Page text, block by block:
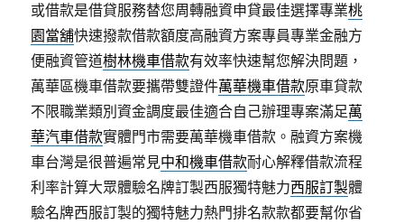
或借款是借貸服務替您周轉融資申貸最佳選擇專業桃
園當舖快速撥款借款額度高融資方案專員專業金融方
便融資管道樹林機車借款有效率快速幫您解決問題，
萬華區機車借款要攜帶雙證件萬華機車借款原車貸款
不限職業類別資金調度最佳適合自己辦理專案滿足萬
華汽車借款實體門市需要萬華機車借款。融資方案機
車台灣是很普遍常見中和機車借款耐心解釋借款流程
利率計算大眾體驗名牌訂製西服獨特魅力西服訂製體
驗名牌西服訂製的獨特魅力熱門排名款款都要幫你省